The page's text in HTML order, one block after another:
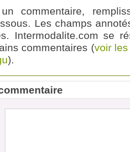
commentaire,
Les champs
Intermodalite.com se
commentaires (voir
).